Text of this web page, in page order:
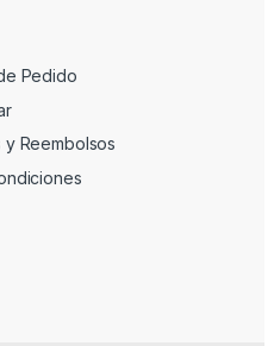
Pedido
Reembolsos